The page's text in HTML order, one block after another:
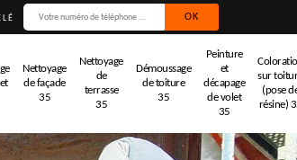
Nettoyage
de façade
35
Nettoyage
de
terrasse
35
Démoussage
de toiture
35
Peinture
et
décapage
de volet
35
sur
(pose
résine)